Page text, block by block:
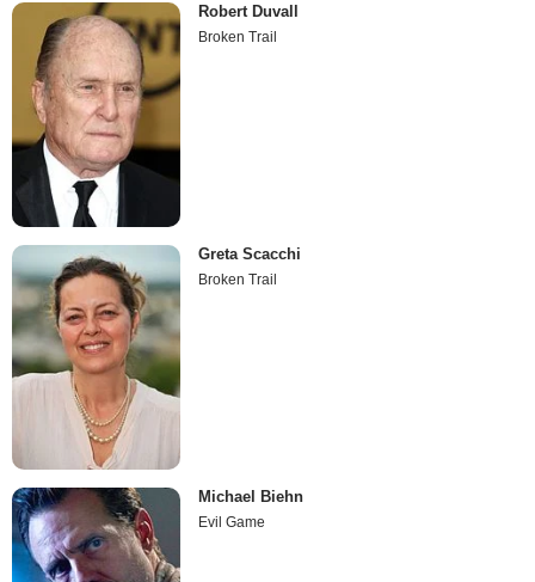
Robert Duvall
Broken Trail
Greta Scacchi
Broken Trail
Michael Biehn
Evil Game